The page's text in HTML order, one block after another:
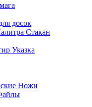
досок
Стакан
Указка
Ножи